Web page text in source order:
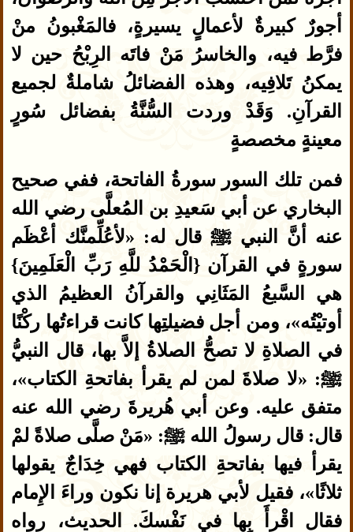
أجورٌ كبيرةٌ لأعمالٍ يسيرةٍ، فالمَغْبونُ منْ
فرَّط فيه، والخاسرُ مَنْ فاتَه الرِبْحُ حين لا
يمكنُ تَلافِيه، وهذه الفضائلُ شاملةٌ لجميع
القرآنِ. وَقَدْ وردت السُّنَّةُ بفضائل سُورٍ
معينةٍ مخصصةٍ
فمن تلك السور سورةُ الفاتحة، ففي صحيح
البخاري عن أبي سَعيدِ بن المُعلَّى رضي الله
عنه أنَّ النبي ﷺ قال له: «لأعُلِّمنَّك أعْظَم
سورةٍ في القرآن {الْحَمْدُ للَّهِ رَبِّ الْعَلَمِينَ}
هي السَّبعُ المَثَانِي والقرآنُ العظيمُ الذي
أوتيْتُه»، ومن أجل فضيلتِها كانت قراءتُها ركْنًا
في الصلاةِ لا تصحُّ الصلاةُ إلاَّ بها، قال النبيُّ
ﷺ: «لا صلاةَ لمن لم يقرأ بفاتحةِ الكتاب»،
متفق عليه. وعن أبي هُريرةَ رضي الله عنه
قال: قال رسولُ الله ﷺ: «مَنْ صلَّى صلاةً لمْ
يقرأ فيها بفاتحةِ الكتاب فهي خِدَاجٌ يقولها
ثلاثًا»، فقيل لأبي هريرة إنا نكون وراءَ الإِمام
فقال اقْرأَ بِها في نَفْسكَ. الحديث، رواه